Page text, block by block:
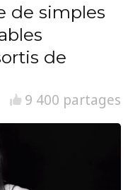
de simples
de
9 400 partages